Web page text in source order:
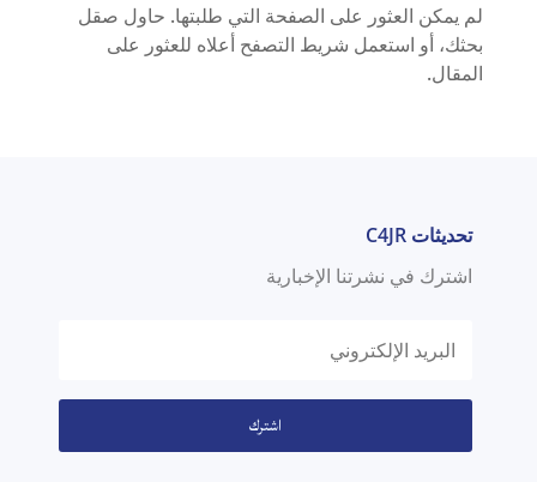
لم يمكن العثور على الصفحة التي طلبتها. حاول صقل
بحثك، أو استعمل شريط التصفح أعلاه للعثور على
المقال.
تحديثات C4JR
اشترك في نشرتنا الإخبارية
اشترك